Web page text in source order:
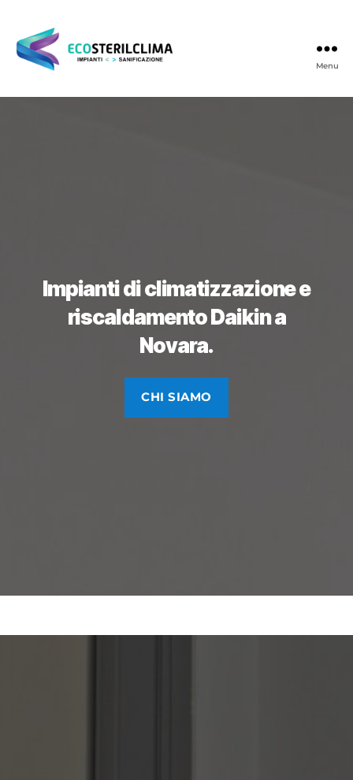
Menu
Impianti di climatizzazione e
riscaldamento Daikin a
Novara.
CHI SIAMO